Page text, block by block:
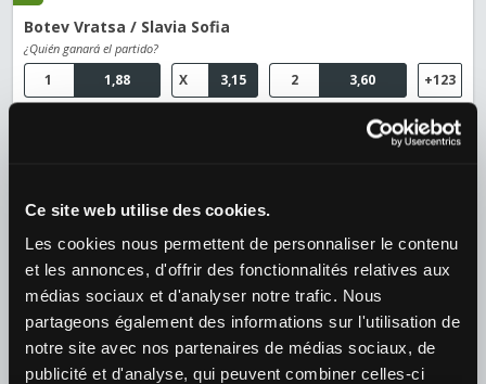
Ce site web utilise des cookies.
Les cookies nous permettent de personnaliser le contenu
et les annonces, d'offrir des fonctionnalités relatives aux
médias sociaux et d'analyser notre trafic. Nous
partageons également des informations sur l'utilisation de
notre site avec nos partenaires de médias sociaux, de
publicité et d'analyse, qui peuvent combiner celles-ci
Botev Vratsa / Slavia Sofia
¿Quién ganará el partido?
1,88
1 3,15
X 3,60
2 +123
¿Quién ganará el partido?
Tenis ›
WTA ›WTA 1000 - Toronto